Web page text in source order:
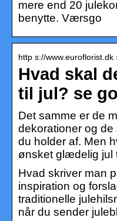
mere end 20
benytte. Værsgo
http s://www.euroflorist.dk
Hvad skal
til jul? se
Det samme er de
dekorationer og
du holder af. Men
ønsket glædelig jul
Hvad skriver man
inspiration og
traditionelle
når du sender